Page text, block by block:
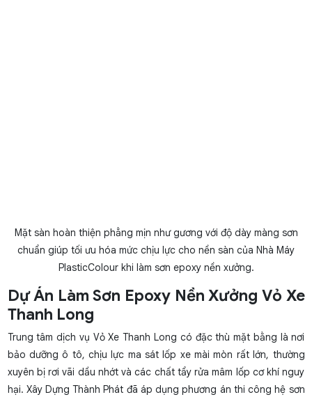
Mặt sàn hoàn thiện phẳng mịn như gương với độ dày màng sơn
chuẩn giúp tối ưu hóa mức chịu lực cho nền sàn của Nhà Máy
PlasticColour khi làm sơn epoxy nền xưởng.
Dự Án Làm Sơn Epoxy Nền Xưởng Vỏ Xe
Thanh Long
Trung tâm dịch vụ Vỏ Xe Thanh Long có đặc thù mặt bằng là nơi
bảo dưỡng ô tô, chịu lực ma sát lốp xe mài mòn rất lớn, thường
xuyên bị rơi vãi dầu nhớt và các chất tẩy rửa mâm lốp cơ khí nguy
hại. Xây Dựng Thành Phát đã áp dụng phương án thi công hệ sơn